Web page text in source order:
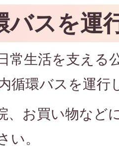
バスを運
常生活を支える
循環バスを運行
、お買い物など
い。